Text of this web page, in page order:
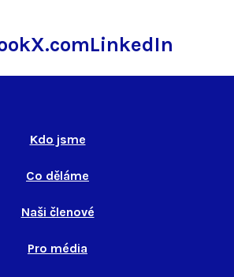
X.comLinkedIn
Kdo jsme
Co děláme
Naši členové
Pro média